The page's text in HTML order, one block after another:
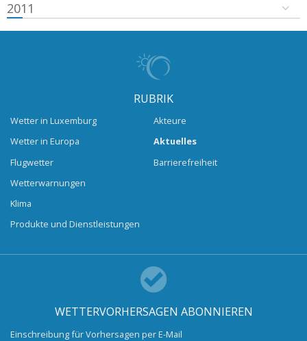
2011
RUBRIK
Wetter in Luxemburg
Wetter in Europa
Flugwetter
Wetterwarnungen
Klima
Produkte und Dienstleistungen
Akteure
Aktuelles
Barrierefreiheit
WETTERVORHERSAGEN ABONNIEREN
Einschreibung für Vorhersagen per E-Mail